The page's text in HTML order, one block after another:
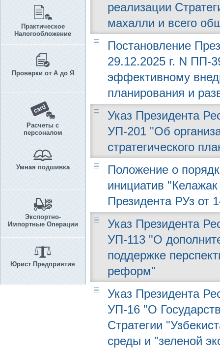
Практическое
Налогообложение
Проверки от А до Я
Расчеты с
персоналом
Умная подшивка
Экспортно-
Импортные Операции
Юрист Предприятия
реализации
махалли и всего
Постановление
29.12.2025 г. N ПП-
эффективному
планирования и
Указ Президента
УП-201 "Об
стратегического
Положение о
инициатив
Президента РУз от
Указ Президента
УП-113 "О
поддержке
реформ"
Указ Президента
УП-16 "О
Стратегии
среды и "зеленой